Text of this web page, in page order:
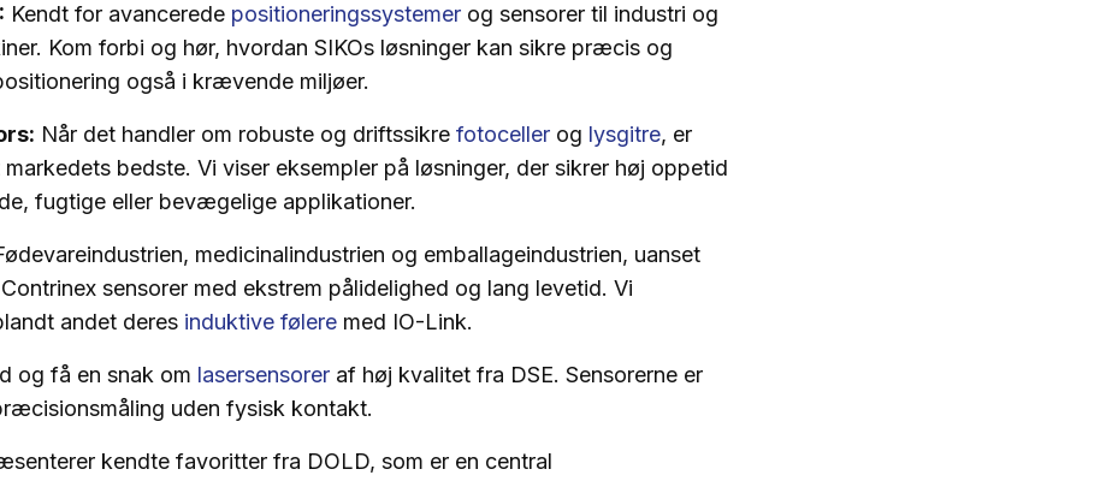
Kendt for avancerede positioneringssystemer og sensorer til industri og
Kom forbi og hør, hvordan SIKOs løsninger kan sikre præcis og
også i krævende miljøer.
Når det handler om robuste og driftssikre fotoceller og lysgitre, er
bedste. Vi viser eksempler på løsninger, der sikrer høj oppetid
fugtige eller bevægelige applikationer.
medicinalindustrien og emballageindustrien, uanset
sensorer med ekstrem pålidelighed og lang levetid. Vi
andet deres induktive følere med IO-Link.
og få en snak om lasersensorer af høj kvalitet fra DSE. Sensorerne er
uden fysisk kontakt.
kendte favoritter fra DOLD, som er en central